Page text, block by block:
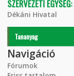
SZERVEZETI EGYSÉG:
Dékáni Hivatal
Tananyag
Navigáció
Fórumok